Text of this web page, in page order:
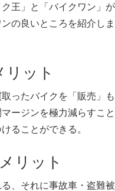
王」と「バイクワン」が
の良いところを紹介しま
ット
ったバイクを「販売」も
ージンを極力減らすこと
ることができる。
リット
、それに事故車・盗難被